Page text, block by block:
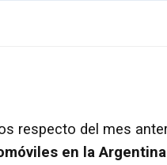
respecto del mes
en la